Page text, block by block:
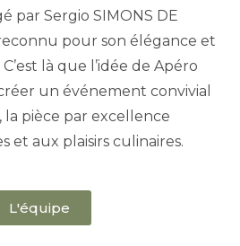
par Sergio SIMONS DE
pour son élégance et
là que l’idée de Apéro
un événement convivial
pièce par excellence
et aux plaisirs culinaires.
L'équipe